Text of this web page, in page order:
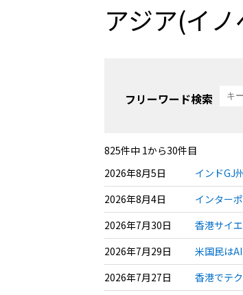
アジア(イ
フリーワード検索
825件中 1から30件目
2026年8月5日
インドGJ
2026年8月4日
インター
2026年7月30日
香港サイ
2026年7月29日
米国民は
2026年7月27日
香港でテ